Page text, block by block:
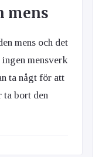
mens
mens och det
mensverk
ta någt för att
ta bort den